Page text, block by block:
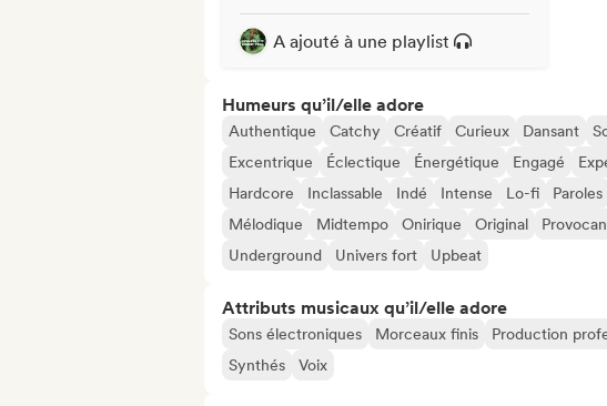
A ajouté à une playlist
Humeurs qu’il/elle adore
Authentique Catchy Créatif Curieux Dansant
Excentrique
Éclectique Énergétique Engagé
Hardcore
Inclassable Indé Intense Lo-fi Paroles
Mélodique
Midtempo Onirique Original
Underground
Univers fort Upbeat
Attributs musicaux qu’il/elle adore
Sons électroniques Morceaux finis Production
Synthés
Voix